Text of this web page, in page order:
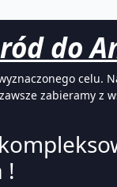
do
celu.
zabieramy z
!